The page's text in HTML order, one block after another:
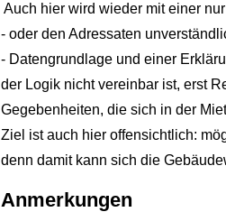
Auch hier wird wieder mit einer
- oder den Adressaten
- Datengrundlage und einer
der Logik nicht vereinbar ist, erst
Gegebenheiten, die sich in der
Ziel ist auch hier offensichtlich:
denn damit kann sich die
Anmerkungen